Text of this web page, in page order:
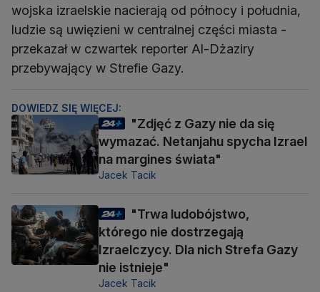
wojska izraelskie nacierają od północy i południa,
ludzie są uwięzieni w centralnej części miasta -
przekazał w czwartek reporter Al-Dżaziry
przebywający w Strefie Gazy.
DOWIEDZ SIĘ WIĘCEJ:
"Zdjęć z Gazy nie da się
wymazać. Netanjahu spycha Izrael
na margines świata"
Jacek Tacik
"Trwa ludobójstwo,
którego nie dostrzegają
Izraelczycy. Dla nich Strefa Gazy
nie istnieje"
Jacek Tacik